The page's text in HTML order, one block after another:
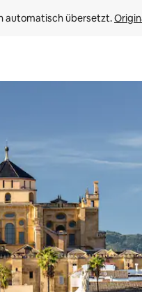
automatisch übersetzt.
oder erkunde die